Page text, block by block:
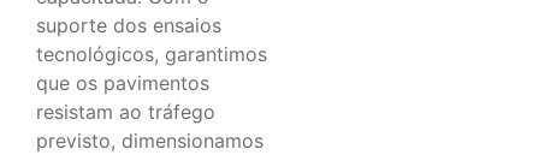
suporte dos ensaios
tecnológicos, garantimos
que os pavimentos
resistam ao tráfego
previsto, dimensionamos